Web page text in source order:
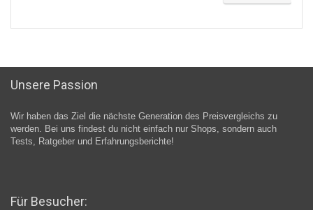
Unsere Passion
Wir haben das Ziel die nächste Generation des Preisvergleichs zu
werden. Bei uns findest du nicht einfach nur Shops, sondern auch
Tests, Ratgeber und Erfahrungsberichte!
Für Besucher: